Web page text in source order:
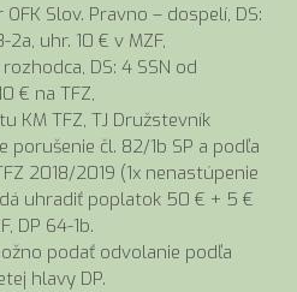
Slov. Pravno – dospelí, DS:
2a, uhr. 10 € v MZF,
DS: 4 SSN od
€ na TFZ,
KM TFZ, TJ Družstevník
porušenie čl. 82/1b SP a podľa
2018/2019 (1x nenastúpenie
uhradiť poplatok 50 € + 5 €
DP 64-1b.
podať odvolanie podľa
hlavy DP.